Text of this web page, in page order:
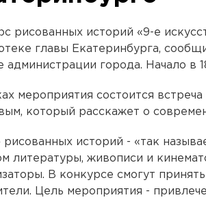
рисованных историй «9-е
главы Екатеринбурга,
администрации города. Начало в
мероприятия состоится
который расскажет о
историй - «так
литературы, живописи и
В конкурсе смогут
Цель мероприятия -